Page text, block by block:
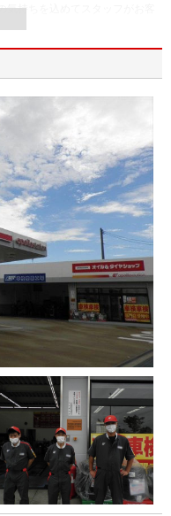
気持ちを込めてスタッフがお客